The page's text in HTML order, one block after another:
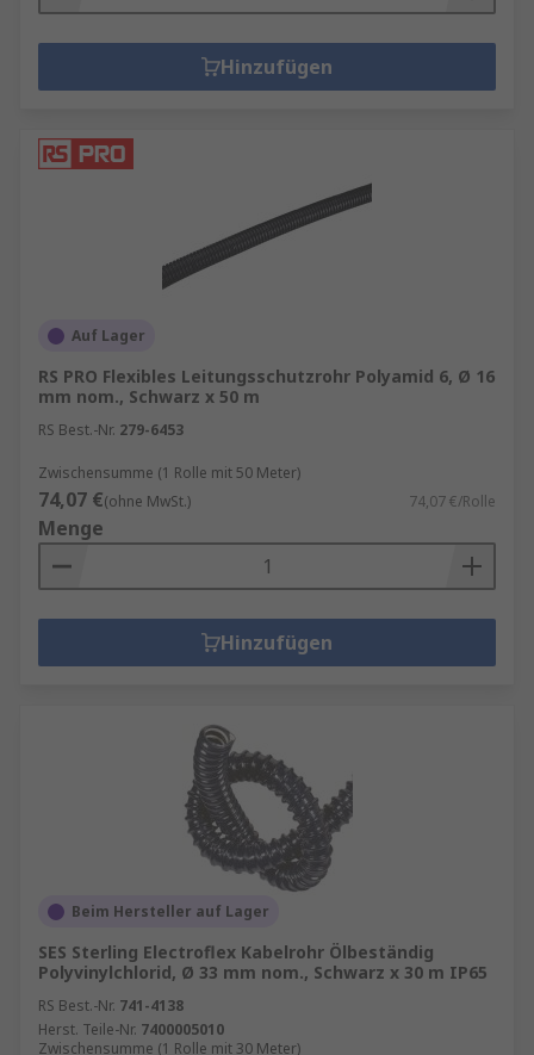
Hinzufügen
Auf Lager
RS PRO Flexibles Leitungsschutzrohr Polyamid 6, Ø 16
mm nom., Schwarz x 50 m
RS Best.-Nr. 279-6453
Zwischensumme (1 Rolle mit 50 Meter)
74,07 €(ohne MwSt.) 74,07 €/Rolle
Menge
Hinzufügen
Beim Hersteller auf Lager
SES Sterling Electroflex Kabelrohr Ölbeständig
Polyvinylchlorid, Ø 33 mm nom., Schwarz x 30 m IP65
RS Best.-Nr. 741-4138
Herst. Teile-Nr. 7400005010
Zwischensumme (1 Rolle mit 30 Meter)